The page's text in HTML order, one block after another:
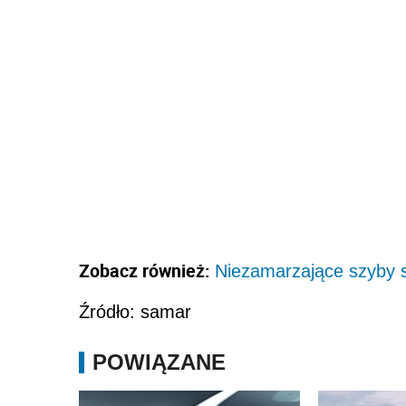
Zobacz również: Niezamarzające szyby
Źródło: samar
POWIĄZANE